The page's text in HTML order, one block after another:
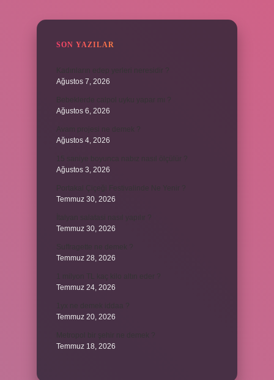
SON YAZILAR
Ağustos 7, 2026
Ağustos 6, 2026
Ağustos 4, 2026
Ağustos 3, 2026
Temmuz 30, 2026
Temmuz 30, 2026
Temmuz 28, 2026
Temmuz 24, 2026
Temmuz 20, 2026
Temmuz 18, 2026